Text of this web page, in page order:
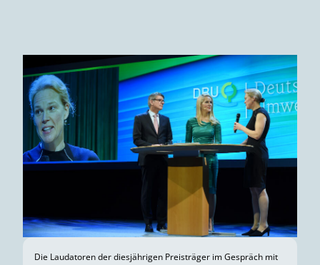
Die Laudatoren der diesjährigen Preisträger im Gespräch mit